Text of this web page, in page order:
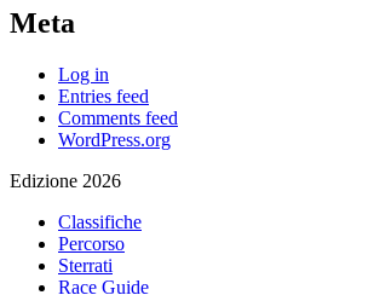
Meta
Log in
Entries feed
Comments feed
WordPress.org
Edizione 2026
Classifiche
Percorso
Sterrati
Race Guide